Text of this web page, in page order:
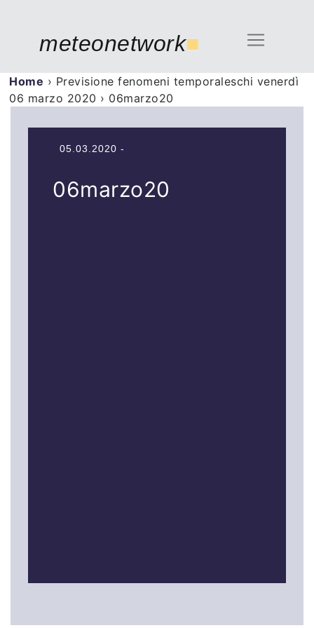
meteonetwork■
Home › Previsione fenomeni temporaleschi venerdì
06 marzo 2020 › 06marzo20
05.03.2020 -
06marzo20